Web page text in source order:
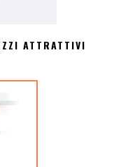
ATTRATTIVI